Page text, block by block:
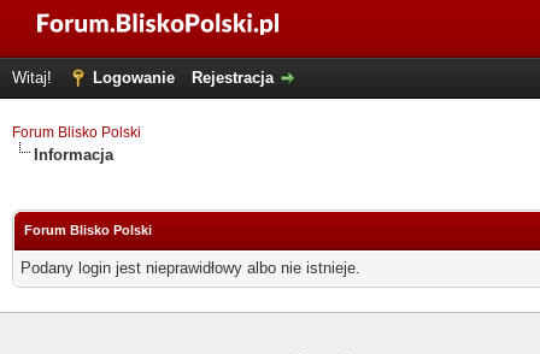
Witaj! Logowanie Rejestracja
Forum Blisko Polski
Informacja
Forum Blisko Polski
Podany login jest nieprawidłowy albo nie istnieje.